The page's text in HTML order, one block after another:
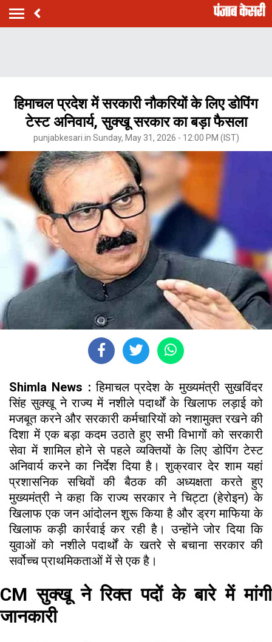
हिमाचल प्रदेश में सरकारी नौकरियों के लिए डोपिंग
टेस्ट अनिवार्य, सुक्खू सरकार का बड़ा फैसला
punjabkesari.in Sunday, May 31, 2026 - 12:00 PM (IST)
Shimla News : हिमाचल प्रदेश के मुख्यमंत्री सुखविंदर
सिंह सुक्खू ने राज्य में नशीले पदार्थों के खिलाफ लड़ाई को
मजबूत करने और सरकारी कर्मचारियों को नशामुक्त रखने की
दिशा में एक बड़ा कदम उठाते हुए सभी विभागों को सरकारी
सेवा में शामिल होने से पहले व्यक्तियों के लिए डोपिंग टेस्ट
अनिवार्य करने का निर्देश दिया है। शुक्रवार देर शाम यहां
प्रशासनिक सचिवों की बैठक की अध्यक्षता करते हुए
मुख्यमंत्री ने कहा कि राज्य सरकार ने चिट्टा (हेरोइन) के
खिलाफ एक जन आंदोलन शुरू किया है और ड्रग माफिया के
खिलाफ कड़ी कार्रवाई कर रही है। उन्होंने जोर दिया कि
युवाओं को नशीले पदार्थों के खतरे से बचाना सरकार की
सर्वोच्च प्राथमिकताओं में से एक है।
CM सुक्खू ने रिक्त पदों के बारे में मांगी
जानकारी